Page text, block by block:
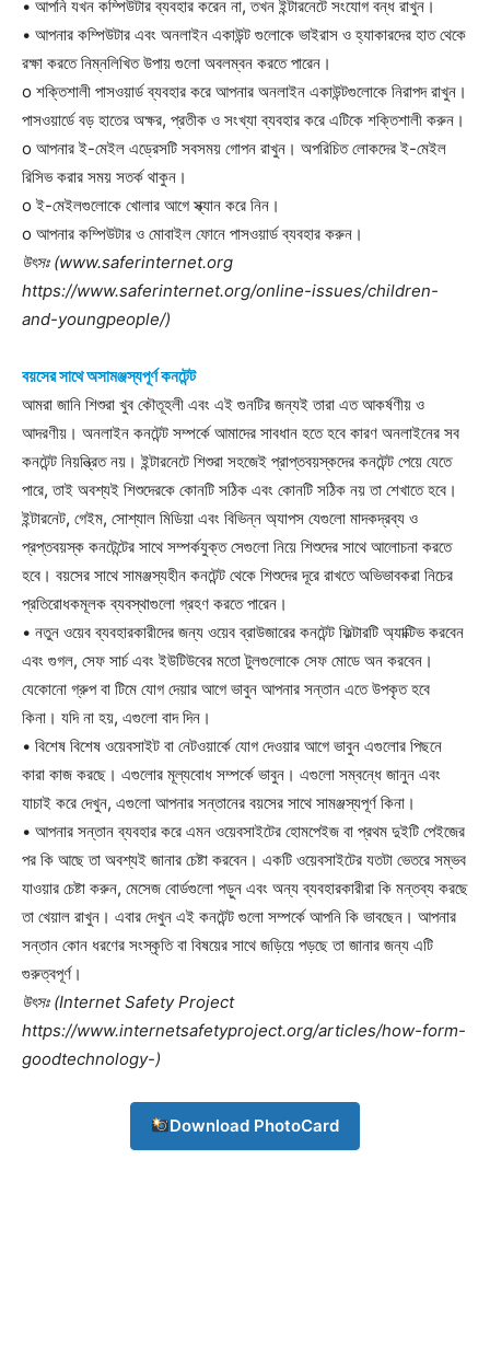
Champs21
Company
About
My account
Download PhotoCard
• আপনি যখন কম্পিউটার ব্যবহার করেন না, তখন ইন্টারনেটে সংযোগ বন্ধ রাখুন।
• আপনার কম্পিউটার এবং অনলাইন একাউন্ট গুলোকে ভাইরাস ও হ্যাকারদের হাত থেকে
রক্ষা করতে নিম্নলিখিত উপায় গুলো অবলম্বন করতে পারেন।
o শক্তিশালী পাসওয়ার্ড ব্যবহার করে আপনার অনলাইন একাউন্টগুলোকে নিরাপদ রাখুন।
পাসওয়ার্ডে বড় হাতের অক্ষর, প্রতীক ও সংখ্যা ব্যবহার করে এটিকে শক্তিশালী করুন।
o আপনার ই-মেইল এড্রেসটি সবসময় গোপন রাখুন। অপরিচিত লোকদের ই-মেইল
রিসিভ করার সময় সতর্ক থাকুন।
o ই-মেইলগুলোকে খোলার আগে স্ক্যান করে নিন।
o আপনার কম্পিউটার ও মোবাইল ফোনে পাসওয়ার্ড ব্যবহার করুন।
উৎসঃ (www.saferinternet.org
https://www.saferinternet.org/online-issues/children-
and-youngpeople/)
বয়সের সাথে অসামঞ্জস্যপূর্ণ কনটেন্ট
আমরা জানি শিশুরা খুব কৌতূহলী এবং এই গুনটির জন্যই তারা এত আকর্ষণীয় ও
আদরণীয়। অনলাইন কনটেন্ট সম্পর্কে আমাদের সাবধান হতে হবে কারণ অনলাইনের সব
কনটেন্ট নিয়ন্ত্রিত নয়। ইন্টারনেটে শিশুরা সহজেই প্রাপ্তবয়স্কদের কনটেন্ট পেয়ে যেতে
পারে, তাই অবশ্যই শিশুদেরকে কোনটি সঠিক এবং কোনটি সঠিক নয় তা শেখাতে হবে।
ইন্টারনেট, গেইম, সোশ্যাল মিডিয়া এবং বিভিন্ন অ্যাপস যেগুলো মাদকদ্রব্য ও
প্রপ্তবয়স্ক কনটেন্টের সাথে সম্পর্কযুক্ত সেগুলো নিয়ে শিশুদের সাথে আলোচনা করতে
হবে। বয়সের সাথে সামঞ্জস্যহীন কনটেন্ট থেকে শিশুদের দূরে রাখতে অভিভাবকরা নিচের
প্রতিরোধকমূলক ব্যবস্থাগুলো গ্রহণ করতে পারেন।
• নতুন ওয়েব ব্যবহারকারীদের জন্য ওয়েব ব্রাউজারের কনটেন্ট ফিল্টারটি অ্যাক্টিভ করবেন
এবং গুগল, সেফ সার্চ এবং ইউটিউবের মতো টুলগুলোকে সেফ মোডে অন করবেন।
যেকোনো গ্রুপ বা টিমে যোগ দেয়ার আগে ভাবুন আপনার সন্তান এতে উপকৃত হবে
কিনা। যদি না হয়, এগুলো বাদ দিন।
• বিশেষ বিশেষ ওয়েবসাইট বা নেটওয়ার্কে যোগ দেওয়ার আগে ভাবুন এগুলোর পিছনে
কারা কাজ করছে। এগুলোর মূল্যবোধ সম্পর্কে ভাবুন। এগুলো সম্বন্ধে জানুন এবং
যাচাই করে দেখুন, এগুলো আপনার সন্তানের বয়সের সাথে সামঞ্জস্যপূর্ণ কিনা।
• আপনার সন্তান ব্যবহার করে এমন ওয়েবসাইটের হোমপেইজ বা প্রথম দুইটি পেইজের
পর কি আছে তা অবশ্যই জানার চেষ্টা করবেন। একটি ওয়েবসাইটের যতটা ভেতরে সম্ভব
যাওয়ার চেষ্টা করুন, মেসেজ বোর্ডগুলো পড়ুন এবং অন্য ব্যবহারকারীরা কি মন্তব্য করছে
তা খেয়াল রাখুন। এবার দেখুন এই কনটেন্ট গুলো সম্পর্কে আপনি কি ভাবছেন। আপনার
সন্তান কোন ধরণের সংস্কৃতি বা বিষয়ের সাথে জড়িয়ে পড়ছে তা জানার জন্য এটি
গুরুত্বপূর্ণ।
উৎসঃ (Internet Safety Project
https://www.internetsafetyproject.org/articles/how-form-
goodtechnology-)
Download PhotoCard